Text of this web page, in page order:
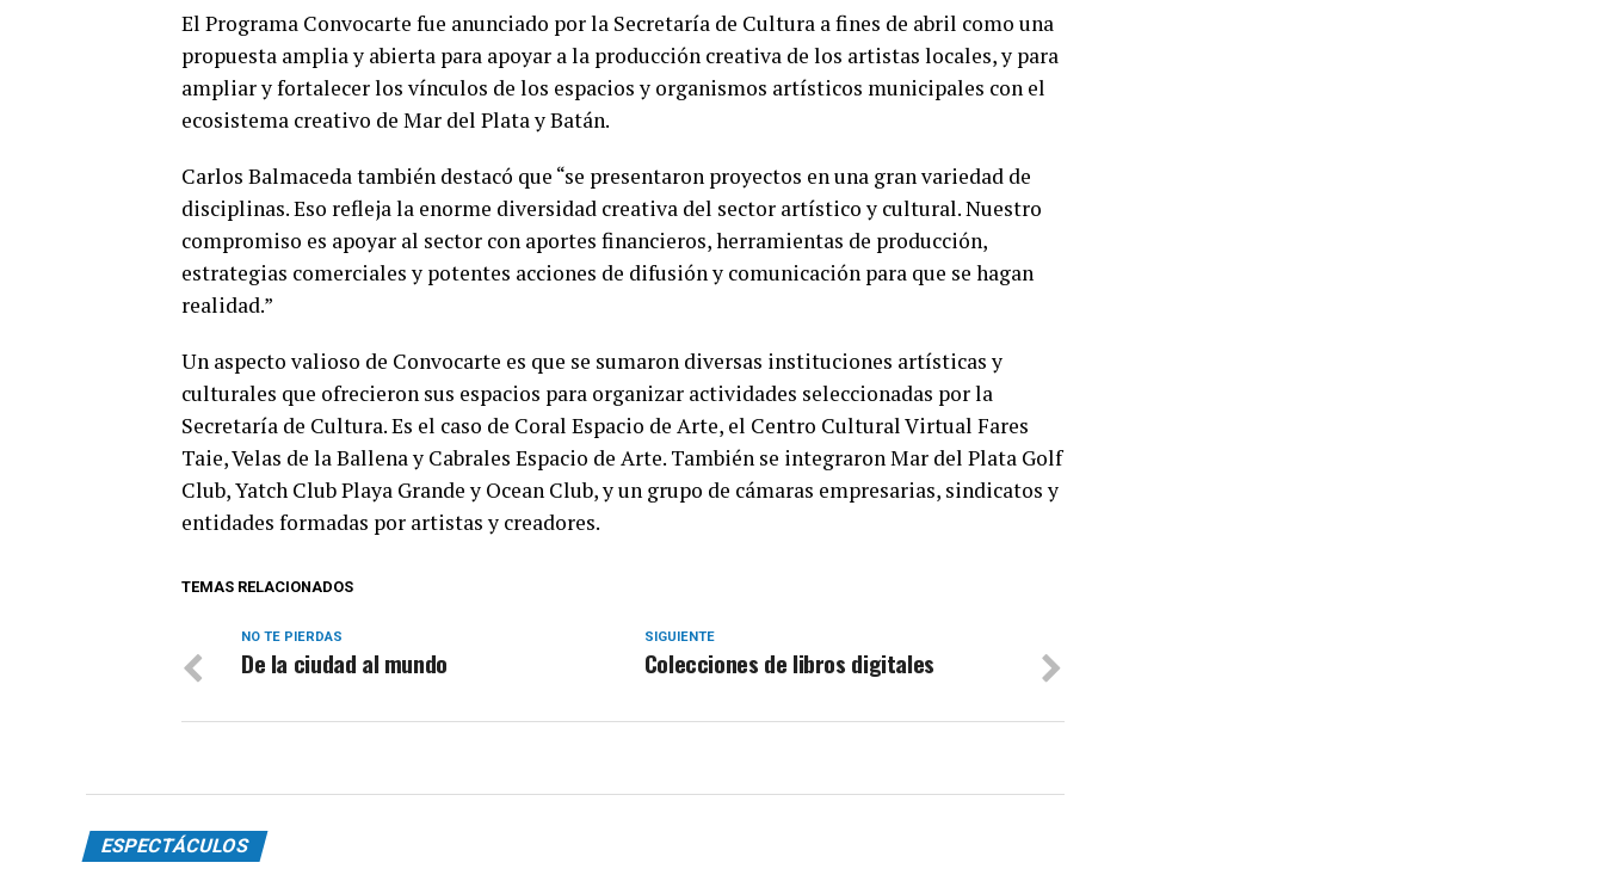
El Programa Convocarte fue anunciado por la Secretaría de Cultura a fines de abril como una
propuesta amplia y abierta para apoyar a la producción creativa de los artistas locales, y para
ampliar y fortalecer los vínculos de los espacios y organismos artísticos municipales con el
ecosistema creativo de Mar del Plata y Batán.
Carlos Balmaceda también destacó que “se presentaron proyectos en una gran variedad de
disciplinas. Eso refleja la enorme diversidad creativa del sector artístico y cultural. Nuestro
compromiso es apoyar al sector con aportes financieros, herramientas de producción,
estrategias comerciales y potentes acciones de difusión y comunicación para que se hagan
realidad.”
Un aspecto valioso de Convocarte es que se sumaron diversas instituciones artísticas y
culturales que ofrecieron sus espacios para organizar actividades seleccionadas por la
Secretaría de Cultura. Es el caso de Coral Espacio de Arte, el Centro Cultural Virtual Fares
Taie, Velas de la Ballena y Cabrales Espacio de Arte. También se integraron Mar del Plata Golf
Club, Yatch Club Playa Grande y Ocean Club, y un grupo de cámaras empresarias, sindicatos y
entidades formadas por artistas y creadores.
TEMAS RELACIONADOS
SIGUIENTE
Colecciones de libros digitales
NO TE PIERDAS
De la ciudad al mundo
ESPECTÁCULOS